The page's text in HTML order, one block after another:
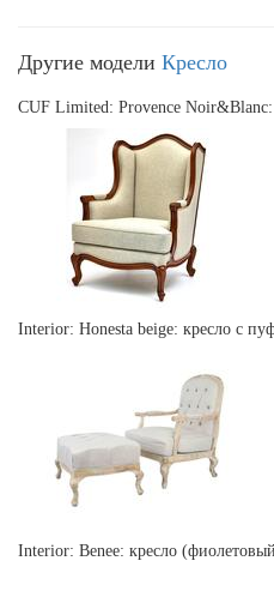
Другие модели Кресло
CUF Limited: Provence Noir&Blanc:
Interior: Honesta beige: кресло с
Interior: Benee: кресло